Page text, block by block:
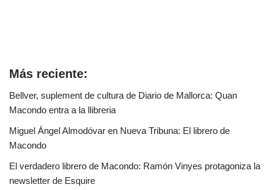
Más reciente:
Bellver, suplement de cultura de Diario de Mallorca: Quan
Macondo entra a la llibreria
Miguel Ángel Almodóvar en Nueva Tribuna: El librero de
Macondo
El verdadero librero de Macondo: Ramón Vinyes protagoniza la
newsletter de Esquire